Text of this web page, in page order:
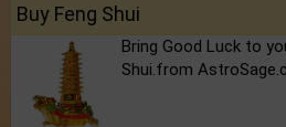
Buy Feng Shui
Bring Good Luck to
Shui.from